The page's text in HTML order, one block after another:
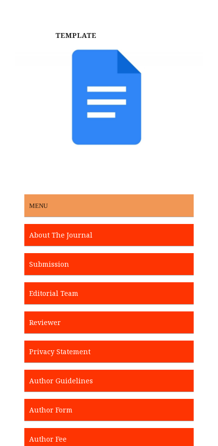
TEMPLATE
MENU
About The Journal
Submission
Editorial Team
Reviewer
Privacy Statement
Author Guidelines
Author Form
Author Fee